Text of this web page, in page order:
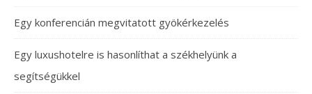
Egy konferencián megvitatott gyökérkezelés
Egy luxushotelre is hasonlíthat a székhelyünk a
segítségükkel